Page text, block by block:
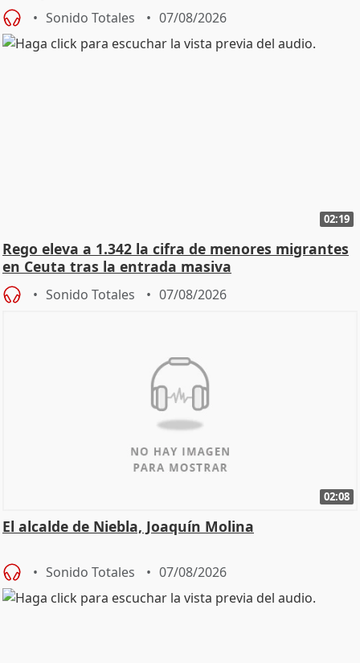
Sonido Totales 07/08/2026
02:19
Rego eleva a 1.342 la cifra de menores migrantes
en Ceuta tras la entrada masiva
Sonido Totales 07/08/2026
02:08
El alcalde de Niebla, Joaquín Molina
Sonido Totales 07/08/2026